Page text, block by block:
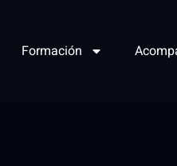
Formación